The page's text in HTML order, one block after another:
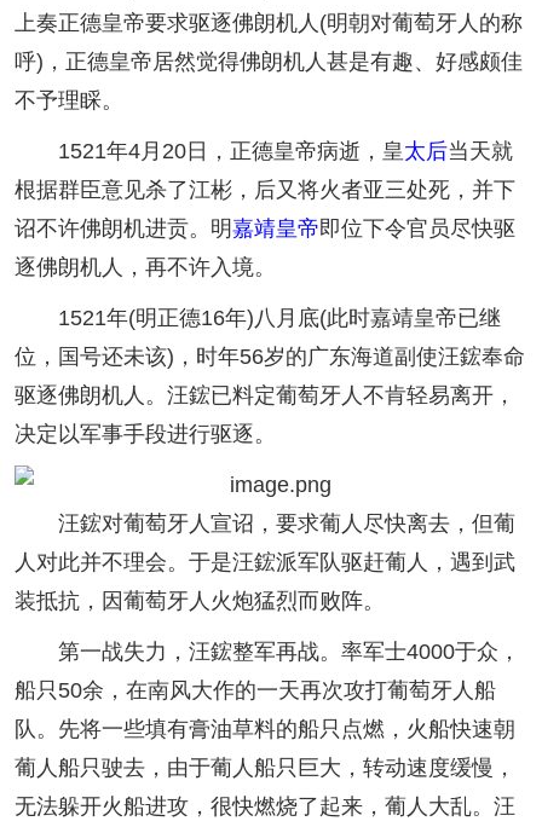
上奏正德皇帝要求驱逐佛朗机人(明朝对葡萄牙人的称
呼)，正德皇帝居然觉得佛朗机人甚是有趣、好感颇佳
不予理睬。
1521年4月20日，正德皇帝病逝，皇太后当天就
根据群臣意见杀了江彬，后又将火者亚三处死，并下
诏不许佛朗机进贡。明嘉靖皇帝即位下令官员尽快驱
逐佛朗机人，再不许入境。
1521年(明正德16年)八月底(此时嘉靖皇帝已继
位，国号还未该)，时年56岁的广东海道副使汪鋐奉命
驱逐佛朗机人。汪鋐已料定葡萄牙人不肯轻易离开，
决定以军事手段进行驱逐。
汪鋐对葡萄牙人宣诏，要求葡人尽快离去，但葡
人对此并不理会。于是汪鋐派军队驱赶葡人，遇到武
装抵抗，因葡萄牙人火炮猛烈而败阵。
第一战失力，汪鋐整军再战。率军士4000于众，
船只50余，在南风大作的一天再次攻打葡萄牙人船
队。先将一些填有膏油草料的船只点燃，火船快速朝
葡人船只驶去，由于葡人船只巨大，转动速度缓慢，
无法躲开火船进攻，很快燃烧了起来，葡人大乱。汪